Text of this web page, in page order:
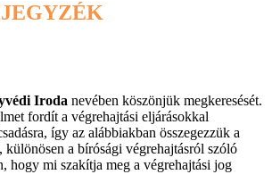
Iroda nevében köszönjük megkeresését.
fordít a végrehajtási eljárásokkal
így az alábbiakban összegezzük a
különösen a bírósági végrehajtásról szóló
hogy mi szakítja meg a végrehajtási jog